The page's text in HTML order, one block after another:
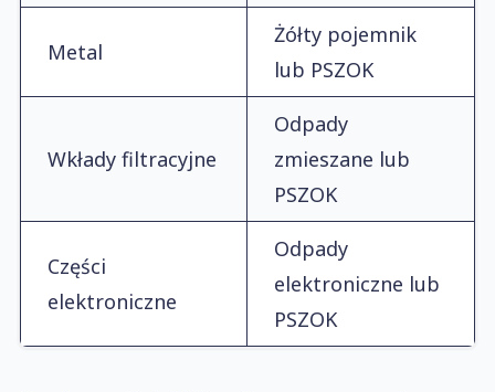
Metal
Żółty pojemnik
lub PSZOK
Wkłady filtracyjne
Odpady
zmieszane lub
PSZOK
Części
elektroniczne
Odpady
elektroniczne lub
PSZOK